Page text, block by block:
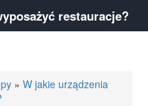
»W jakie urządzenia
restauracje?